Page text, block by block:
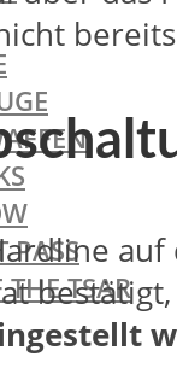
PASS
TSAR